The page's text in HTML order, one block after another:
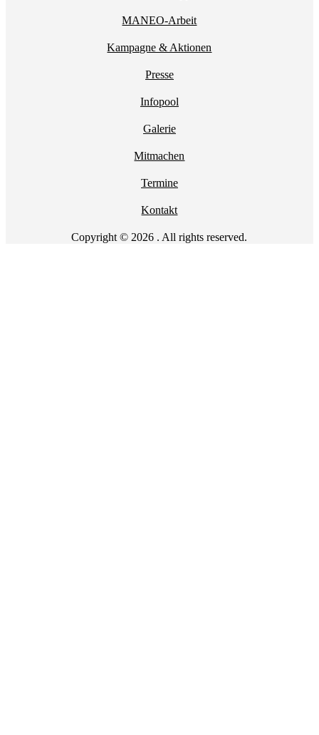
MANEO-Arbeit
Kampagne & Aktionen
Presse
Infopool
Galerie
Mitmachen
Termine
Kontakt
Copyright © 2026 . All rights reserved.